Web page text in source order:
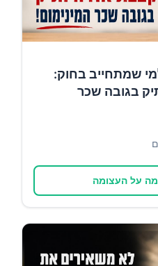
שמתחייב בחוק:
בגובה שכר
על העצומה